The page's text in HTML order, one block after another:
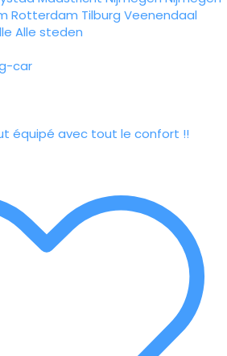
Rotterdam Tilburg Veenendaal
Alle steden
car
équipé avec tout le confort !!